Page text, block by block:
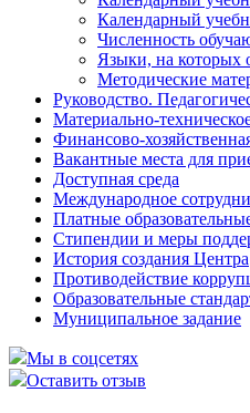
Календарный
Численность
Языки, на которых
Методические
Руководство.
Материально-
Финансово-
Вакантные места для
Доступная среда
Международное
Платные
Стипендии и меры
История создания Центра
Противодействие
Образовательные
Муниципальное задание
Мы в соцсетях
Оставить отзыв